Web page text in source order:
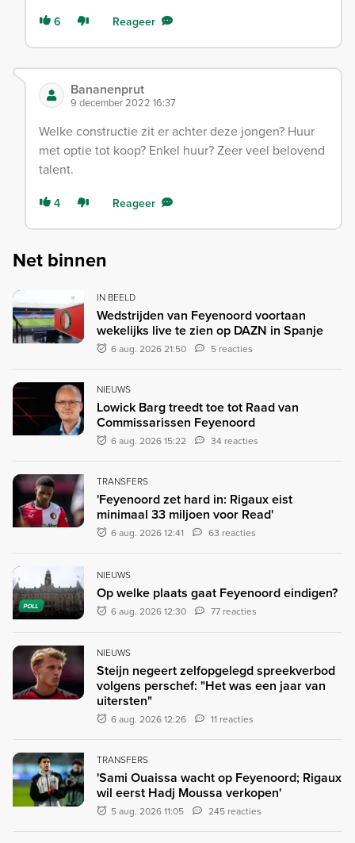
6 Reageer
Bananenprut
9 december 2022 16:37
Welke constructie zit er achter deze jongen? Huur
met optie tot koop? Enkel huur? Zeer veel belovend
talent.
4 Reageer
Net binnen
IN BEELD
Wedstrijden van Feyenoord voortaan
wekelijks live te zien op DAZN in Spanje
6 aug. 2026 21:50 5 reacties
NIEUWS
Lowick Barg treedt toe tot Raad van
Commissarissen Feyenoord
6 aug. 2026 15:22 34 reacties
TRANSFERS
'Feyenoord zet hard in: Rigaux eist
minimaal 33 miljoen voor Read'
6 aug. 2026 12:41 63 reacties
POLL
NIEUWS
Op welke plaats gaat Feyenoord eindigen?
6 aug. 2026 12:30 77 reacties
NIEUWS
Steijn negeert zelfopgelegd spreekverbod
volgens perschef: "Het was een jaar van
uitersten"
6 aug. 2026 12:26 11 reacties
TRANSFERS
'Sami Ouaissa wacht op Feyenoord; Rigaux
wil eerst Hadj Moussa verkopen'
5 aug. 2026 11:05 245 reacties